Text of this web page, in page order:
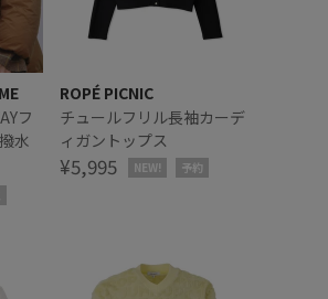
フ
水
ROPÉ PICNIC
チュールフリル長袖カーデ
ィガントップス
¥5,995 NEW! 予約